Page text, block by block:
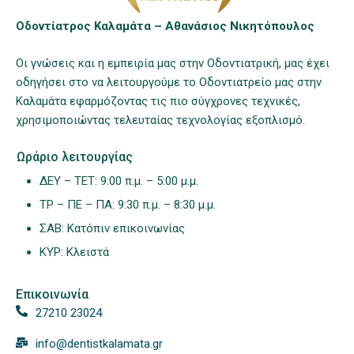
Οδοντίατρος Καλαμάτα – Αθανάσιος Νικητόπουλος
Οι γνώσεις και η εμπειρία μας στην Οδοντιατρική, μας έχει
οδηγήσει στο να λειτουργούμε το Οδοντιατρείο μας στην
Καλαμάτα εφαρμόζοντας τις πιο σύγχρονες τεχνικές,
χρησιμοποιώντας τελευταίας τεχνολογίας εξοπλισμό.
Ωράριο λειτουργίας
ΔΕΥ – ΤΕΤ: 9:00 π.μ. – 5:00 μ.μ.
ΤΡ – ΠΕ – ΠΑ: 9:30 π.μ. – 8:30 μ.μ.
ΣΑΒ: Κατόπιν επικοινωνίας
ΚΥΡ: Κλειστά
Επικοινωνία
27210 23024
info@dentistkalamata.gr